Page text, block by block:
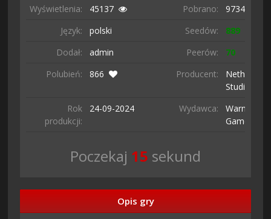
Wyświetlenia: 45137 Pobrano:
9734 razy
Język:
polski Seedów:
889
Dodał:
admin Peerów:
70
Polubień:
866 Producent:
Studios
Rok
produkcji:
24-09-2024 Wydawca:
Warner
Games
Poczekaj 13 sekund
Opis gry